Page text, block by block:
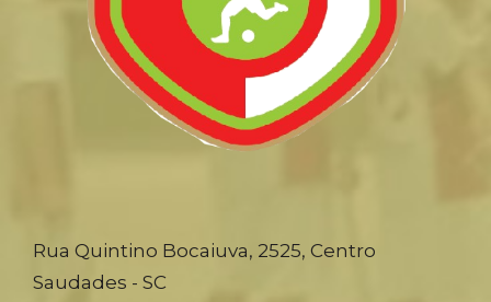
Rua Quintino Bocaiuva, 2525, Centro
Saudades - SC